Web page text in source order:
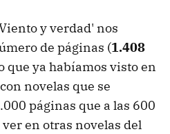
y verdad' nos
de páginas (1.408
que ya habíamos visto en
novelas que se
páginas que a las 600
en otras novelas del